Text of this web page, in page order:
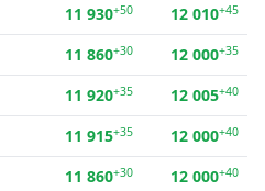
11 930+50 12 010+45
11 860+30 12 000+35
11 920+35 12 005+40
11 915+35 12 000+40
11 860+30 12 000+40